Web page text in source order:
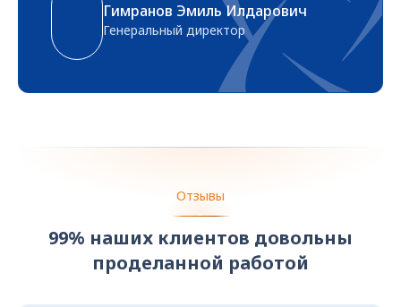
Гимранов Эмиль Илдарович
Генеральный директор
Отзывы
99% наших клиентов довольны
проделанной работой